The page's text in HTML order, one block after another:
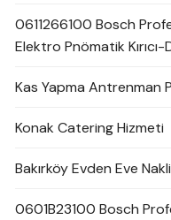
0611266100 Bosch
Elektro Pnömatik Kırıcı-
Kas Yapma Antrenman
Konak Catering Hizmeti
Bakırköy Evden Eve
0601B23100 Bosch